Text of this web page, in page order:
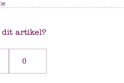
dit artikel?
0